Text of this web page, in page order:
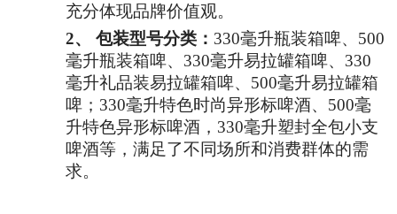
充分体现品牌价值观。
2、 包装型号分类： 330毫升瓶装箱啤、500
毫升瓶装箱啤、330毫升易拉罐箱啤、330
毫升礼品装易拉罐箱啤、500毫升易拉罐箱
啤；330毫升特色时尚异形标啤酒、500毫
升特色异形标啤酒，330毫升塑封全包小支
啤酒等，满足了不同场所和消费群体的需
求。